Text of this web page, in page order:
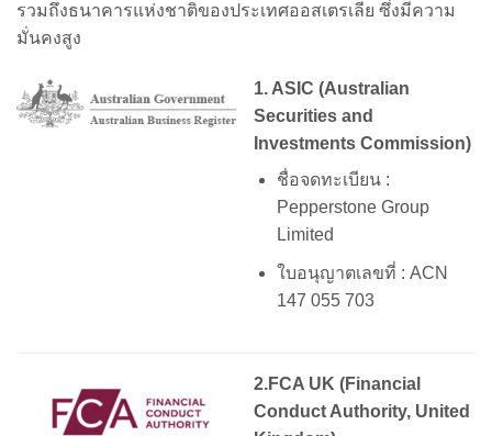
รวมถึงธนาคารแห่งชาติของประเทศออสเตรเลีย ซึ่งมีความ
มั่นคงสูง
1. ASIC (Australian
Securities and
Investments Commission)
ชื่อจดทะเบียน :
Pepperstone Group
Limited
ใบอนุญาตเลขที่ : ACN
147 055 703
2.FCA UK (Financial
Conduct Authority, United